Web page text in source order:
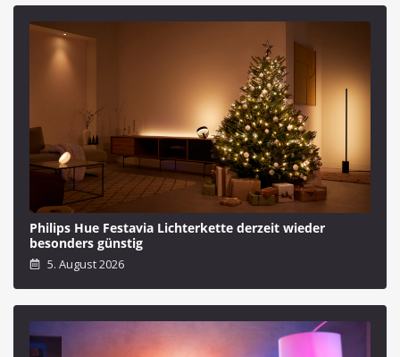
Philips Hue Festavia Lichterkette derzeit wieder
besonders günstig
5. August 2026